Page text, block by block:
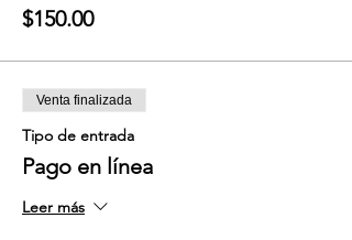
$150.00
Venta finalizada
Tipo de entrada
Pago en línea
Leer más